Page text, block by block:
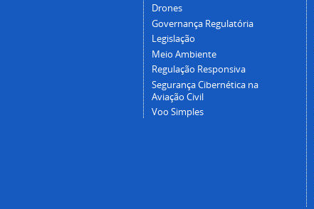
Drones
Governança Regulatória
Legislação
Meio Ambiente
Regulação Responsiva
Segurança Cibernética na
Aviação Civil
Voo Simples